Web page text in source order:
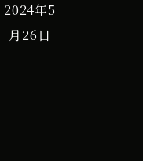
2024年5
月26日